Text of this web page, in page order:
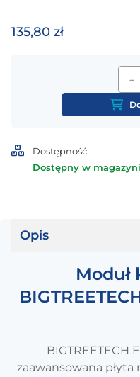
135,80 zł
-
ilość
CAN
Dostępność
Dostępny w
Opis
BIGTREETECH
zaawansowana